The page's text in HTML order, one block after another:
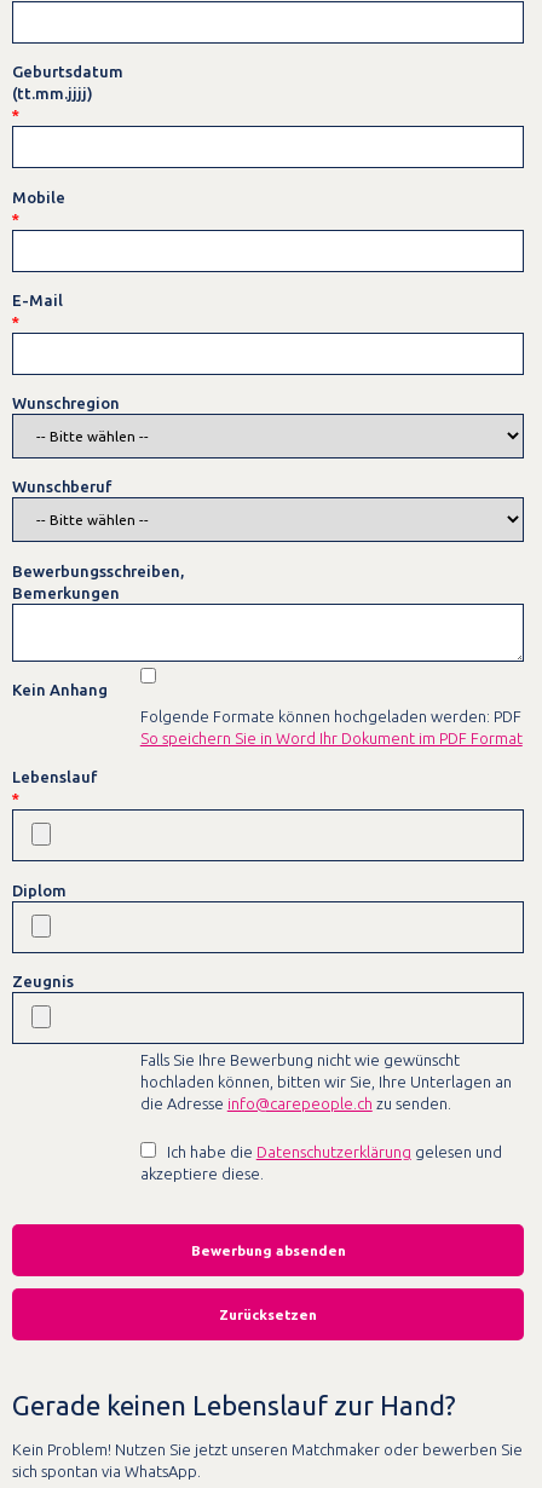
Geburtsdatum
(tt.mm.jjjj)
*
Mobile
*
E-Mail
*
Wunschregion
Wunschberuf
Bewerbungsschreiben,
Bemerkungen
Kein Anhang
Folgende Formate können hochgeladen werden: PDF
So speichern Sie in Word Ihr Dokument im PDF Format
Lebenslauf
*
Diplom
Zeugnis
Falls Sie Ihre Bewerbung nicht wie gewünscht
hochladen können, bitten wir Sie, Ihre Unterlagen an
die Adresse info@carepeople.ch zu senden.
Ich habe die Datenschutzerklärung gelesen und
akzeptiere diese.
Gerade keinen Lebenslauf zur Hand?
Kein Problem! Nutzen Sie jetzt unseren Matchmaker oder bewerben Sie
sich spontan via WhatsApp.